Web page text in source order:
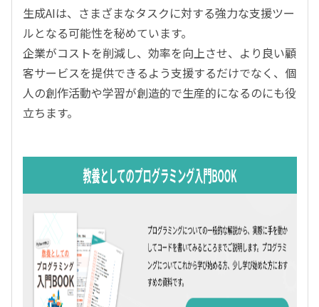
生成AIは、さまざまなタスクに対する強力な支援ツー
ルとなる可能性を秘めています。
企業がコストを削減し、効率を向上させ、より良い顧
客サービスを提供できるよう支援するだけでなく、個
人の創作活動や学習が創造的で生産的になるのにも役
立ちます。